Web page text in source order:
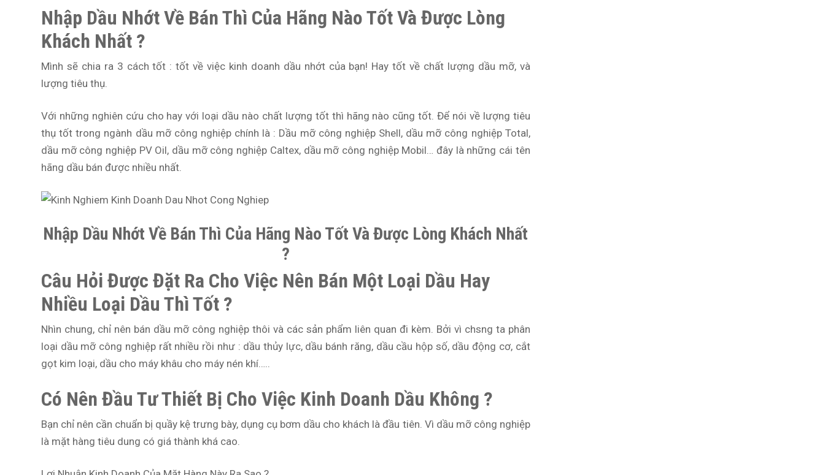
Nhập Dầu Nhớt Về Bán Thì Của Hãng Nào Tốt Và Được Lòng
Khách Nhất ?
Mình sẽ chia ra 3 cách tốt : tốt về việc kinh doanh dầu nhớt của bạn! Hay tốt về chất lượng dầu mỡ, và
lượng tiêu thụ.
Với những nghiên cứu cho hay với loại dầu nào chất lượng tốt thì hãng nào cũng tốt. Để nói về lượng tiêu
thụ tốt trong ngành dầu mỡ công nghiệp chính là : Dầu mỡ công nghiệp Shell, dầu mỡ công nghiệp Total,
dầu mỡ công nghiệp PV Oil, dầu mỡ công nghiệp Caltex, dầu mỡ công nghiệp Mobil… đây là những cái tên
hãng dầu bán được nhiều nhất.
Nhập Dầu Nhớt Về Bán Thì Của Hãng Nào Tốt Và Được Lòng Khách Nhất
?
Câu Hỏi Được Đặt Ra Cho Việc Nên Bán Một Loại Dầu Hay
Nhiều Loại Dầu Thì Tốt ?
Nhìn chung, chỉ nên bán dầu mỡ công nghiệp thôi và các sản phẩm liên quan đi kèm. Bởi vì chsng ta phân
loại dầu mỡ công nghiệp rất nhiều rồi như : dầu thủy lực, dầu bánh răng, dầu cầu hộp số, dầu động cơ, cắt
gọt kim loại, dầu cho máy khâu cho máy nén khí…..
Có Nên Đầu Tư Thiết Bị Cho Việc Kinh Doanh Dầu Không ?
Bạn chỉ nên cần chuẩn bị quầy kệ trưng bày, dụng cụ bơm dầu cho khách là đầu tiên. Vì dầu mỡ công nghiệp
là mặt hàng tiêu dung có giá thành khá cao.